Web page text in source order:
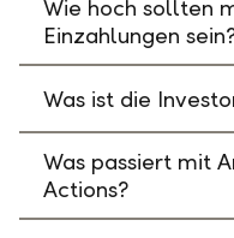
Wie hoch sollten
Einzahlungen
Was ist die
Was passiert mit
Actions?